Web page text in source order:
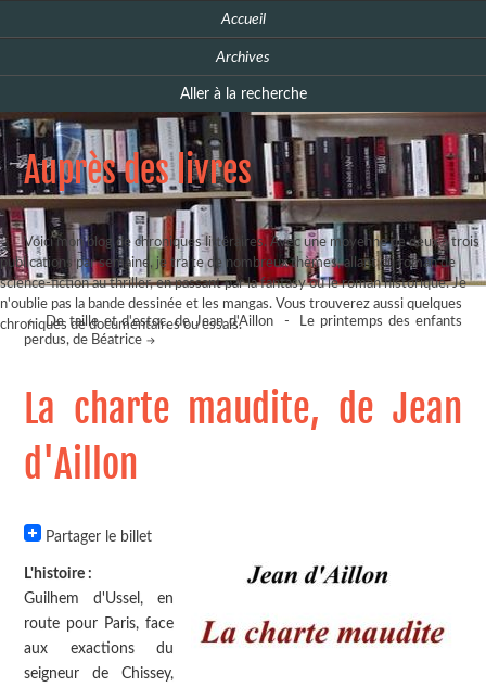
Accueil
Archives
Aller à la recherche
Auprès des livres
Voici mon blog de chroniques littéraires. Avec une moyenne de deux à trois
publications par semaine, je traite de nombreux thèmes, allant du roman de
science-fiction au thriller, en passant par la fantasy ou le roman historique. Je
n'oublie pas la bande dessinée et les mangas. Vous trouverez aussi quelques
chroniques de documentaires ou essais.
De taille et d'estoc, de Jean d'Aillon -
Le printemps des enfants
perdus, de Béatrice
La charte maudite, de Jean
d'Aillon
Partager le billet
L'histoire :
Guilhem d'Ussel, en
route pour Paris, face
aux exactions du
seigneur de Chissey,